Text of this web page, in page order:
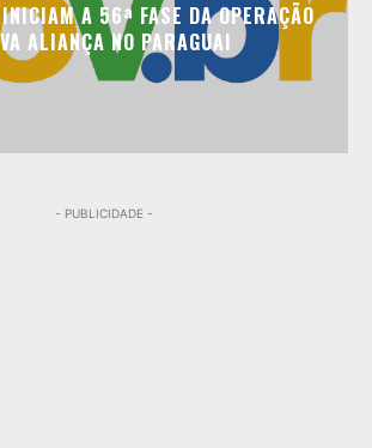
A 56ª FASE DA OPERAÇÃO
ALIANÇA NO PARAGUAI
- PUBLICIDADE -